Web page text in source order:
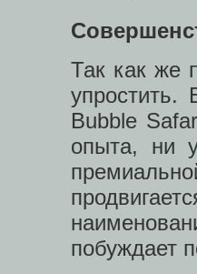
Так как же
упростить.
Bubble
опыта, ни
побуждает